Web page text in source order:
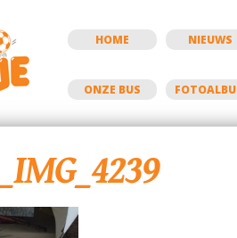
HOME NIEUWS
ONZE BUS